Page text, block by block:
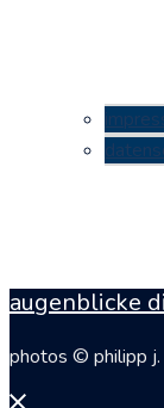
augenblicke
photos © philipp